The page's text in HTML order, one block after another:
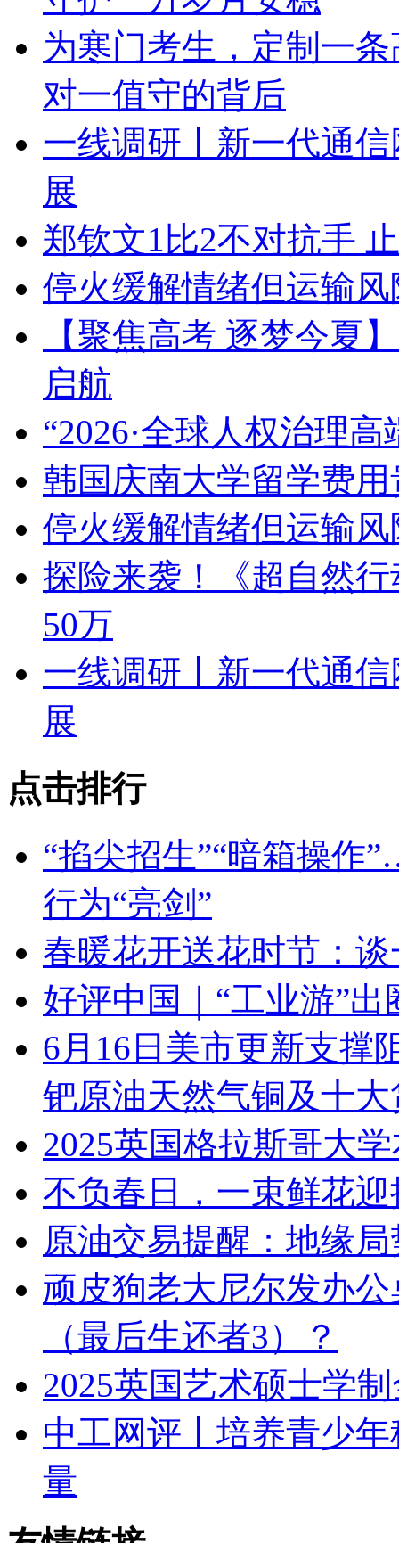
为寒门考生，定制一
对一值守的背后
一线调研丨新一代通
展
郑钦文1比2不对抗手
停火缓解情绪但运输
【聚焦高考 逐梦今夏
启航
“2026·全球人权治理
韩国庆南大学留学费
停火缓解情绪但运输
探险来袭！《超自然
50万
一线调研丨新一代通
展
点击排行
“掐尖招生”“暗箱操
行为“亮剑”
春暖花开送花时节：
好评中国｜“工业游”
6月16日美市更新支撑
钯原油天然气铜及十
2025英国格拉斯哥大
不负春日，一束鲜花
原油交易提醒：地缘
顽皮狗老大尼尔发办
（最后生还者3）？
2025英国艺术硕士学
中工网评丨培养青少
量